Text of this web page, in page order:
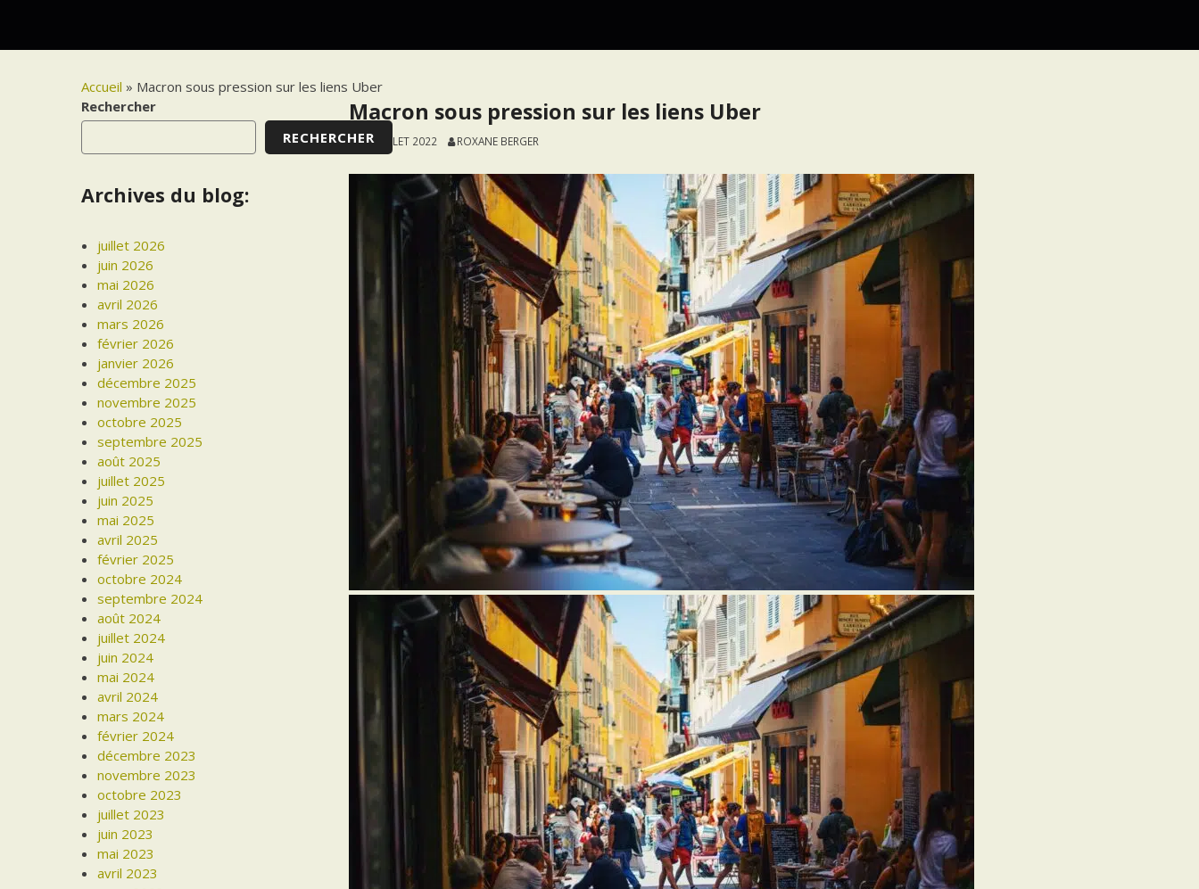
Accueil » Macron sous pression sur les liens Uber
Macron sous pression sur les liens Uber
11 JUILLET 2022 ROXANE BERGER
Rechercher
RECHERCHER
Archives du blog:
juillet 2026
juin 2026
mai 2026
avril 2026
mars 2026
février 2026
janvier 2026
décembre 2025
novembre 2025
octobre 2025
septembre 2025
août 2025
juillet 2025
juin 2025
mai 2025
avril 2025
février 2025
octobre 2024
septembre 2024
août 2024
juillet 2024
juin 2024
mai 2024
avril 2024
mars 2024
février 2024
décembre 2023
novembre 2023
octobre 2023
juillet 2023
juin 2023
mai 2023
avril 2023